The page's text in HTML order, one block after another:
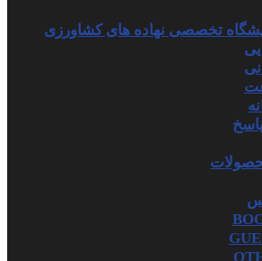
تخصصی نهاده های کشاورزی